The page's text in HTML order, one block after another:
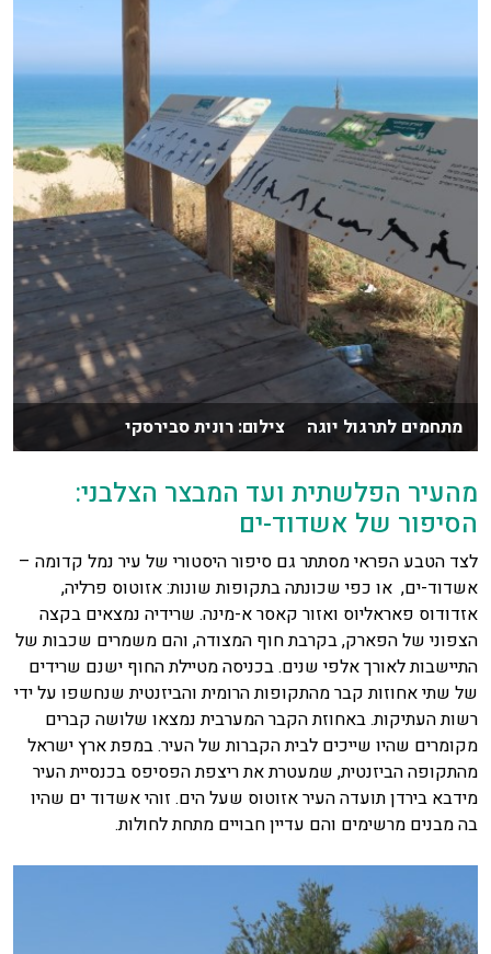
מתחמים לתרגול יוגה צילום: רונית סבירסקי
מהעיר הפלשתית ועד המבצר הצלבני:
הסיפור של אשדוד-ים
לצד הטבע הפראי מסתתר גם סיפור היסטורי של עיר נמל קדומה –
אשדוד-ים, או כפי שכונתה בתקופות שונות: אזוטוס פרליה,
אזדודוס פאראליוס ואזור קאסר א-מינה. שרידיה נמצאים בקצה
הצפוני של הפארק, בקרבת חוף המצודה, והם משמרים שכבות של
התיישבות לאורך אלפי שנים. בכניסה מטיילת החוף ישנם שרידים
של שתי אחוזות קבר מהתקופות הרומית והביזנטית שנחשפו על ידי
רשות העתיקות. באחוזת הקבר המערבית נמצאו שלושה קברים
מקומרים שהיו שייכים לבית הקברות של העיר. במפת ארץ ישראל
מהתקופה הביזנטית, שמעטרת את ריצפת הפסיפס בכנסיית העיר
מידבא בירדן תועדה העיר אזוטוס שעל הים. זוהי אשדוד ים שהיו
בה מבנים מרשימים והם עדיין חבויים מתחת לחולות.